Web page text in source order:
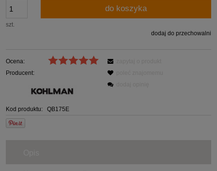
szt.
do koszyka
dodaj do przechowalni
Ocena:
Producent:
Kod produktu: QB175E